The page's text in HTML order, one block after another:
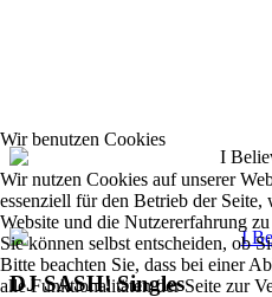
DJ SASH! Singles
Wir benutzen Cookies
Wir nutzen Cookies auf unserer
essenziell für den Betrieb der Seite,
Website und die Nutzererfahrung
Sie können selbst entscheiden, ob
Bitte beachten Sie, dass bei einer
alle Funktionalitäten der Seite zur